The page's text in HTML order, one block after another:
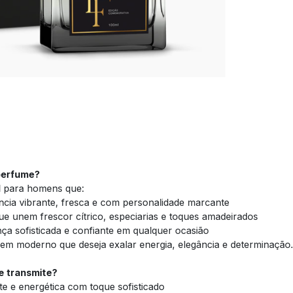
para homens que:
vibrante, fresca e com personalidade marcante
unem frescor cítrico, especiarias e toques amadeirados
sofisticada e confiante em qualquer ocasião
moderno que deseja exalar energia, elegância e determinação.
transmite?
e energética com toque sofisticado